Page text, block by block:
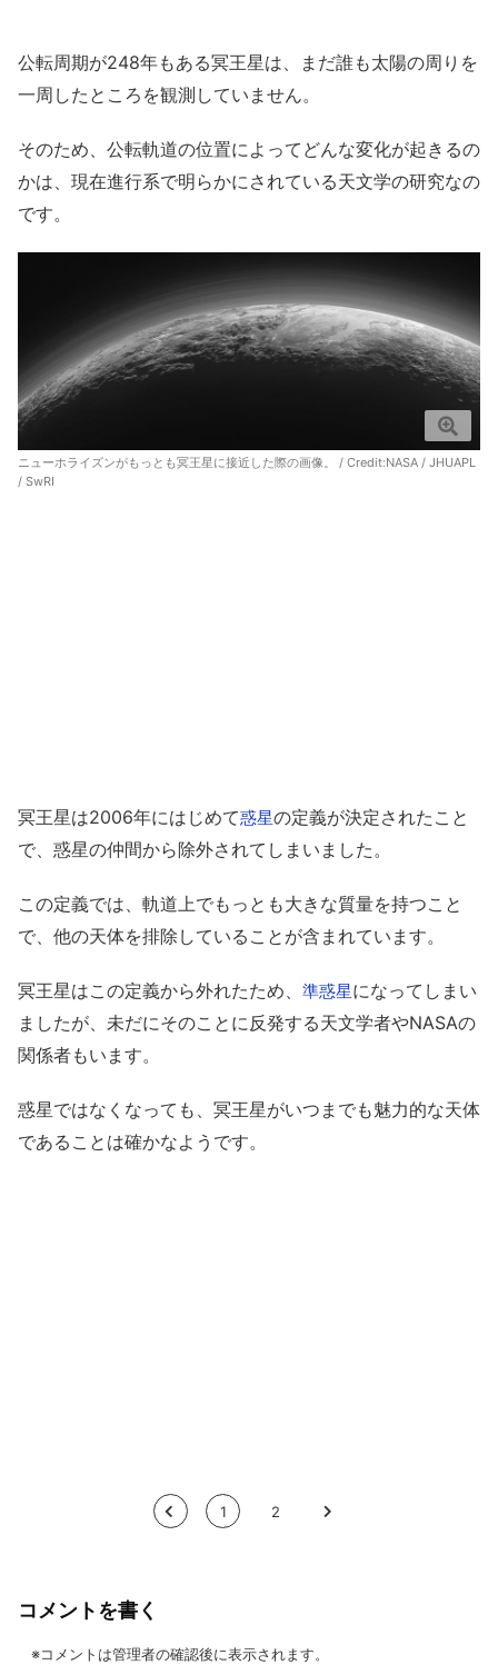
公転周期が248年もある冥王星は、まだ誰も太陽の周りを
一周したところを観測していません。
そのため、公転軌道の位置によってどんな変化が起きるの
かは、現在進行系で明らかにされている天文学の研究なの
です。
ニューホライズンがもっとも冥王星に接近した際の画像。 / Credit:NASA / JHUAPL
/ SwRI
冥王星は2006年にはじめて惑星の定義が決定されたこと
で、惑星の仲間から除外されてしまいました。
この定義では、軌道上でもっとも大きな質量を持つこと
で、他の天体を排除していることが含まれています。
冥王星はこの定義から外れたため、 準惑星になってしまい
ましたが、未だにそのことに反発する天文学者やNASAの
関係者もいます。
惑星ではなくなっても、冥王星がいつまでも魅力的な天体
であることは確かなようです。
< 1 2 >
コメントを書く
※コメントは管理者の確認後に表示されます。